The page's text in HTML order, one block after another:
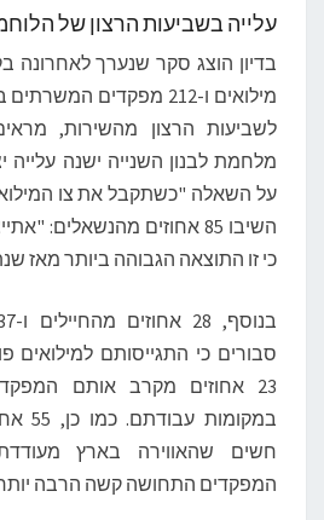
עלייה בשביעות הרצון של
מילואים ו-212 מפקדים
לשביעות הרצון מהשירות,
מלחמת לבנון השנייה ישנה עלייה
על השאלה "כשתקבל את צו
השיבו 85 אחוזים מהנשאלים:
כי זו התוצאה הגבוהה ביותר מאז שנת
סבורים כי התגייסותם למילואים
23 אחוזים מקרב אותם
חשים שהאווירה בארץ
המפקדים התחושה קשה הרבה